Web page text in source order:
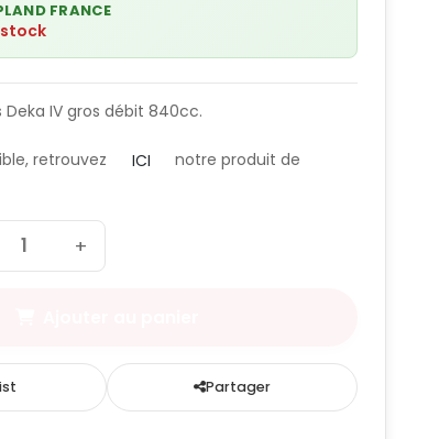
FRANCE
IV gros débit 840cc.
retrouvez ICI
notre produit de
+
Partager